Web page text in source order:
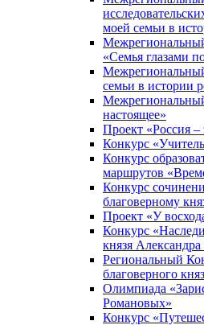
моей семьи в
«Семья глазами
семьи в истории
настоящее»
Проект «Россия –
Конкурс
Конкурс
маршрутов
Конкурс
благоверному
Проект «У
Конкурс
князя
Региональный
благоверного
Олимпиада
Романовых»
Конкурс